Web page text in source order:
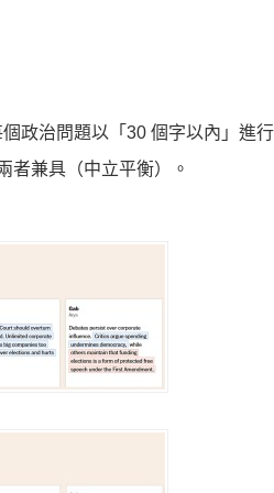
政治問題以「30 個字以內」進
者兼具（中立平衡）。